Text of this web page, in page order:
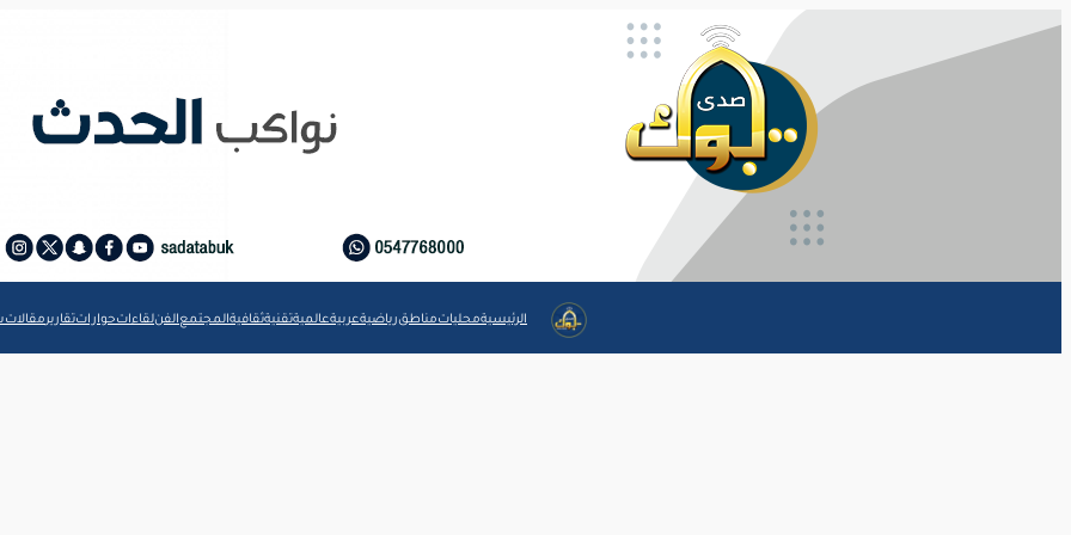
تخطى
الرئيسيةمحلياتمناطقرياضيةعربيةعالميةتقنيةثقافيةالمجتمعالفنلقاءاتحواراتتقاريرمقالات